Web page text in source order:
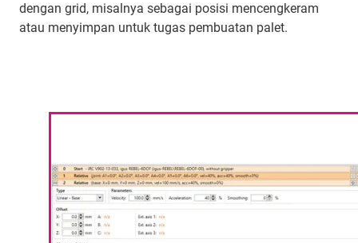
dengan grid, misalnya sebagai posisi mencengkeram
atau menyimpan untuk tugas pembuatan palet.